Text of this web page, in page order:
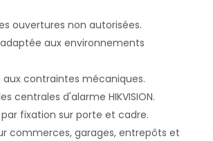
ouvertures non autorisées.
aux environnements
aux contraintes mécaniques.
centrales d'alarme HIKVISION.
fixation sur porte et cadre.
commerces, garages, entrepôts et